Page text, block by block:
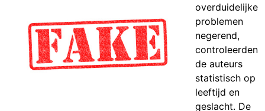
overduidelijke
problemen
negerend,
controleerden
de auteurs
statistisch op
leeftijd en
geslacht. De